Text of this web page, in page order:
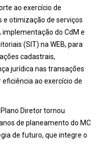
ao exercício de
e otimização de serviços
do CdM e
(SIT) na WEB, para
cadastrais,
jurídica nas transações
ao exercício de
Diretor tornou
de planeamento do MC
de futuro, que integre o